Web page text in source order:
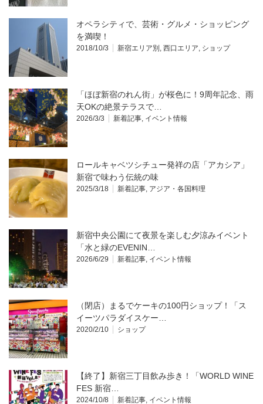
オペラシティで、芸術・グルメ・ショッピング
を満喫！
2018/10/3 新宿エリア別 , 西口エリア, ショップ
「ほぼ新宿のれん街」が桜色に！9周年記念、雨
天OKの絶景テラスで…
2026/3/3 新着記事, イベント情報
ロールキャベツシチュー発祥の店「アカシア」
新宿で味わう伝統の味
2025/3/18 新着記事, アジア・各国料理
新宿中央公園にて夜景を楽しむ夕涼みイベント
「水と緑のEVENIN…
2026/6/29 新着記事, イベント情報
（閉店）まるでケーキの100円ショップ！「ス
イーツパラダイスケー…
2020/2/10 ショップ
【終了】新宿三丁目飲み歩き！「WORLD WINE
FES 新宿…
2024/10/8 新着記事, イベント情報